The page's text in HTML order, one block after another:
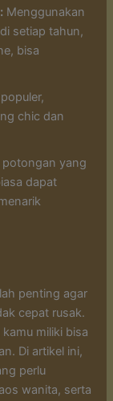
Menggunakan
setiap tahun,
bisa
chic dan
yang
dapat
penting agar
cepat rusak.
miliki bisa
Di artikel ini,
perlu
wanita, serta